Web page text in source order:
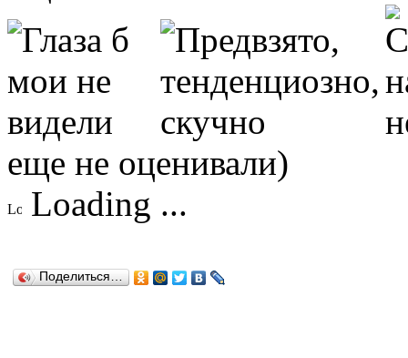
еще не оценивали)
Loading ...
Поделиться…